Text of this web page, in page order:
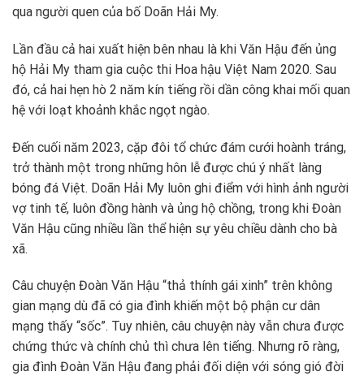
qua người quen của bố Doãn Hải My.
Lần đầu cả hai xuất hiện bên nhau là khi Văn Hậu đến ủng
hộ Hải My tham gia cuộc thi Hoa hậu Việt Nam 2020. Sau
đó, cả hai hẹn hò 2 năm kín tiếng rồi dần công khai mối quan
hệ với loạt khoảnh khắc ngọt ngào.
Đến cuối năm 2023, cặp đôi tổ chức đám cưới hoành tráng,
trở thành một trong những hôn lễ được chú ý nhất làng
bóng đá Việt. Doãn Hải My luôn ghi điểm với hình ảnh người
vợ tinh tế, luôn đồng hành và ủng hộ chồng, trong khi Đoàn
Văn Hậu cũng nhiều lần thể hiện sự yêu chiều dành cho bà
xã.
Câu chuyện Đoàn Văn Hậu “thả thính gái xinh” trên không
gian mạng dù đã có gia đình khiến một bộ phận cư dân
mạng thấy “sốc”. Tuy nhiên, câu chuyện này vẫn chưa được
chứng thức và chính chủ thì chưa lên tiếng. Nhưng rõ ràng,
gia đình Đoàn Văn Hậu đang phải đối diện với sóng gió đời